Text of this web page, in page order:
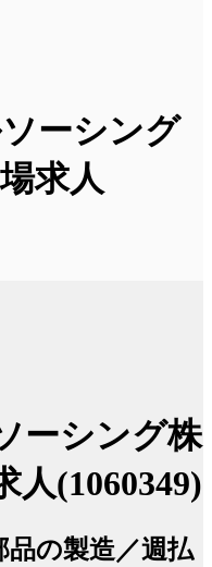
ーシング
求人
ーシング株
人(1060349)
品の製造／週払